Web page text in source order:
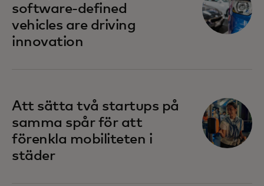
software-defined
vehicles are driving
innovation
Att sätta två startups på
samma spår för att
förenkla mobiliteten i
städer